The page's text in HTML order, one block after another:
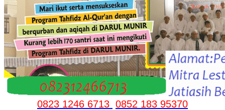
0823 1246 6713 0852 183 95370